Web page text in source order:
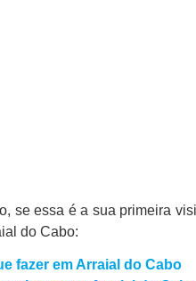
se essa é a sua primeira
do Cabo:
fazer em Arraial do Cabo